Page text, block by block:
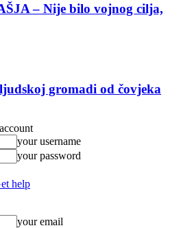
– Nije bilo vojnog cilja,
gromadi od čovjeka
your username
your password
help
your email